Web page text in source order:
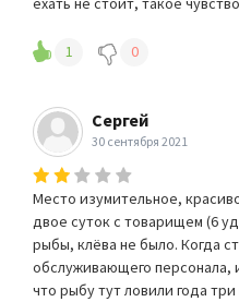
1 0
Сергей
30 сентября 2021
Место изумительное,
двое суток с товарищем (6
рыбы, клёва не было. Когда
обслуживающего персонала,
что рыбу тут ловили года